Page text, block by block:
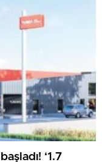
‘1.7